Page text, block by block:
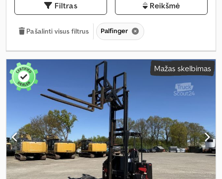
Filtras Reikšmė
Pašalinti visus filtrus Palfinger
Mažas skelbimas